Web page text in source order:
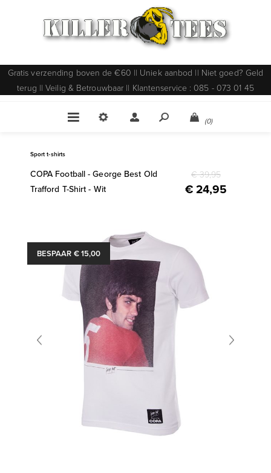
Gratis verzending boven de €60 || Uniek aanbod || Niet goed? Geld
terug || Veilig & Betrouwbaar || Klantenservice : 085 - 073 01 45
(0)
Sport t-shirts
COPA Football - George Best Old
Trafford T-Shirt - Wit
€ 39,95
€ 24,95
BESPAAR € 15,00